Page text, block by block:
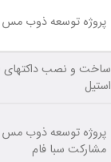
پروژه توسعه ذوب
ساخت و نصب داکتهای
استیل
پروژه توسعه ذوب مس
مشارکت سبا فام